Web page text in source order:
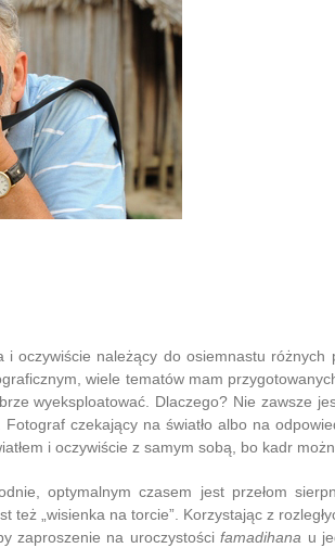
należący do osiemnastu różnych
wiele tematów mam
wyeksploatować. Dlaczego? Nie zawsze
czekający na światło albo na
i oczywiście z samym sobą, bo kadr
optymalnym czasem jest przełom
„wisienka na torcie”. Korzystając z
zaproszenie na uroczystościfamadihana u